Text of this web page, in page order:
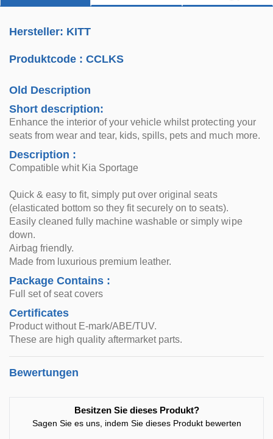
Hersteller: KITT
Produktcode :CCLKS
Old Description
Short description:
Enhance the interior of your vehicle whilst protecting your
seats from wear and tear, kids, spills, pets and much more.
Description :
Compatible whit Kia Sportage
Quick & easy to fit, simply put over original seats
(elasticated bottom so they fit securely on to seats).
Easily cleaned fully machine washable or simply wipe
down.
Airbag friendly.
Made from luxurious premium leather.
Package Contains :
Full set of seat covers
Certificates
Product without E-mark/ABE/TUV.
These are high quality aftermarket parts.
Bewertungen
Besitzen Sie dieses Produkt?
Sagen Sie es uns, indem Sie dieses Produkt bewerten